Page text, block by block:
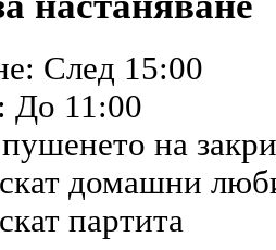
След 15:00
До 11:00
на
домашни
партита